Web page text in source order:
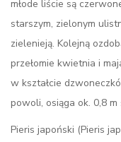
młode liście są
starszym, zielonym
zielenieją. Kolejną
przełomie kwietnia i
w kształcie
powoli, osiąga ok. 0,8 m
Pieris japoński (Pieris